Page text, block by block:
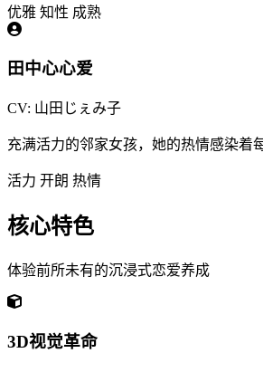
优雅 知性 成熟
田中心心爱
CV: 山田じぇみ子
充满活力的邻家女孩，她的热情感染着
活力 开朗 热情
核心特色
体验前所未有的沉浸式恋爱养成
3D视觉革命